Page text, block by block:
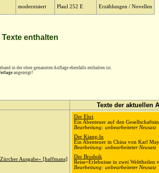
modernisiert Plaul 252 E Erzählungen / Novellen
enthalten
in der oben genannten Auflage ebenfalls enthalten ist.
angezeigt!
Texte der aktuellen
Ausgabe« [haffmans]
Der Ehri
Ein Abenteuer auf den
Bearbeitung: unbearbeiteter Neusatz
Der Kiang-lu
Ein Abenteuer in China von Karl May
Bearbeitung: unbearbeiteter Neusatz
Der Brodnik
Reise=Erlebnisse in zwei Welttheilen
Bearbeitung: unbearbeiteter Neusatz